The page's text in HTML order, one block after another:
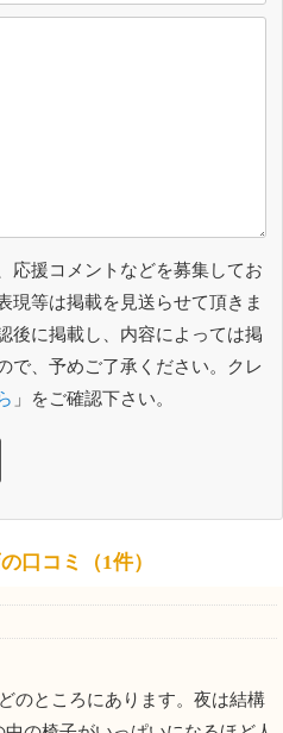
応援コメントなどを募集してお
現等は掲載を見送らせて頂きま
後に掲載し、内容によっては掲
で、予めご了承ください。クレ
」をご確認下さい。
口コミ（1件）
のところにあります。夜は結構